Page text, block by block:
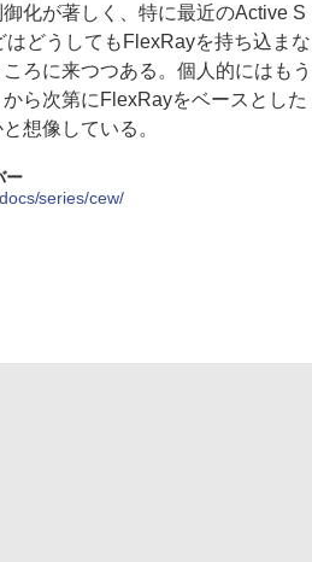
化が著しく、特に最近のActive S
どうしてもFlexRayを持ち込まな
ろに来つつある。個人的にはもう
ら次第にFlexRayをベースとした
想像している。
ー
series/cew/